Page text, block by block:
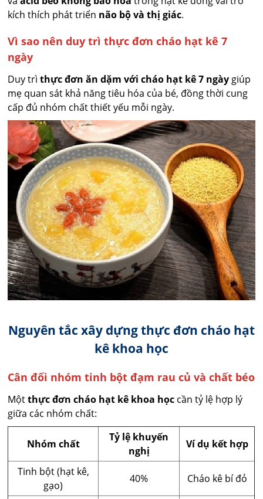
kích thích phát triển não bộ và thị giác.
Vì sao nên duy trì thực đơn cháo hạt kê 7
ngày
Duy trìthực đơn ăn dặm với cháo hạt kê 7 ngày giúp
mẹ quan sát khả năng tiêu hóa của bé, đồng thời cung
cấp đủ nhóm chất thiết yếu mỗi ngày.
Nguyên tắc xây dựng thực đơn cháo hạt
kê khoa học
Cân đối nhóm tinh bột đạm rau củ và chất béo
Mộtthực đơn cháo hạt kê khoa học cần tỷ lệ hợp lý
giữa các nhóm chất:
Nhóm chất
Tỷ lệ khuyến
nghị
Ví dụ kết hợp
Tinh bột (hạt kê,
gạo)
40% Cháo kê bí đỏ